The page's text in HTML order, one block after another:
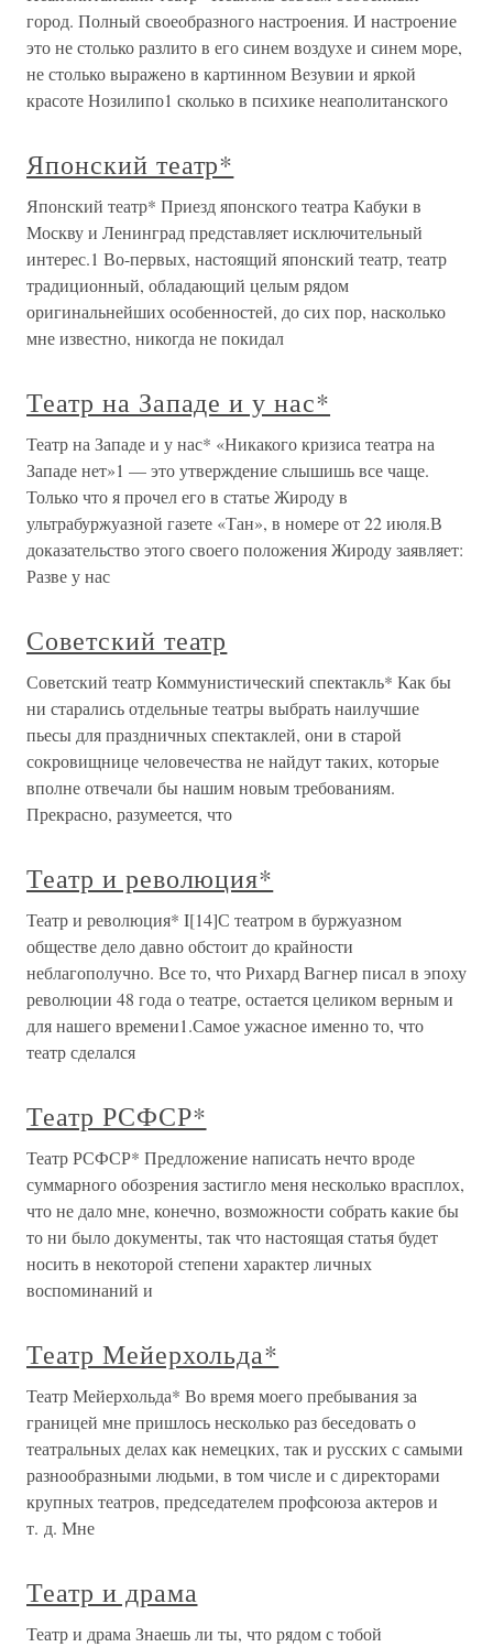
город. Полный своеобразного настроения. И настроение
это не столько разлито в его синем воздухе и синем море,
не столько выражено в картинном Везувии и яркой
красоте Нозилипо1 сколько в психике неаполитанского
Японский театр*
Японский театр* Приезд японского театра Кабуки в
Москву и Ленинград представляет исключительный
интерес.1 Во-первых, настоящий японский театр, театр
традиционный, обладающий целым рядом
оригинальнейших особенностей, до сих пор, насколько
мне известно, никогда не покидал
Театр на Западе и у нас*
Театр на Западе и у нас* «Никакого кризиса театра на
Западе нет»1 — это утверждение слышишь все чаще.
Только что я прочел его в статье Жироду в
ультрабуржуазной газете «Тан», в номере от 22 июля.В
доказательство этого своего положения Жироду заявляет:
Разве у нас
Советский театр
Советский театр Коммунистический спектакль* Как бы
ни старались отдельные театры выбрать наилучшие
пьесы для праздничных спектаклей, они в старой
сокровищнице человечества не найдут таких, которые
вполне отвечали бы нашим новым требованиям.
Прекрасно, разумеется, что
Театр и революция*
Театр и революция* I[14]С театром в буржуазном
обществе дело давно обстоит до крайности
неблагополучно. Все то, что Рихард Вагнер писал в эпоху
революции 48 года о театре, остается целиком верным и
для нашего времени1.Самое ужасное именно то, что
театр сделался
Театр РСФСР*
Театр РСФСР* Предложение написать нечто вроде
суммарного обозрения застигло меня несколько врасплох,
что не дало мне, конечно, возможности собрать какие бы
то ни было документы, так что настоящая статья будет
носить в некоторой степени характер личных
воспоминаний и
Театр Мейерхольда*
Театр Мейерхольда* Во время моего пребывания за
границей мне пришлось несколько раз беседовать о
театральных делах как немецких, так и русских с самыми
разнообразными людьми, в том числе и с директорами
крупных театров, председателем профсоюза актеров и
т. д. Мне
Театр и драма
Театр и драма Знаешь ли ты, что рядом с тобой